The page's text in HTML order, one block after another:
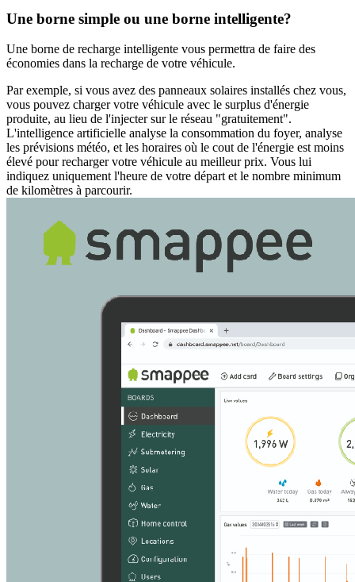
Une borne simple ou une borne intelligente?
Une borne de recharge intelligente vous permettra de faire des
économies dans la recharge de votre véhicule.
Par exemple, si vous avez des panneaux solaires installés chez vous,
vous pouvez charger votre véhicule avec le surplus d'énergie
produite, au lieu de l'injecter sur le réseau "gratuitement".
L'intelligence artificielle analyse la consommation du foyer, analyse
les prévisions météo, et les horaires où le cout de l'énergie est moins
élevé pour recharger votre véhicule au meilleur prix. Vous lui
indiquez uniquement l'heure de votre départ et le nombre minimum
de kilomètres à parcourir.